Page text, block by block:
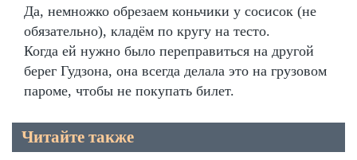
Да, немножко обрезаем коньчики у сосисок (не
обязательно), кладём по кругу на тесто.
Когда ей нужно было переправиться на другой
берег Гудзона, она всегда делала это на грузовом
пароме, чтобы не покупать билет.
Читайте также